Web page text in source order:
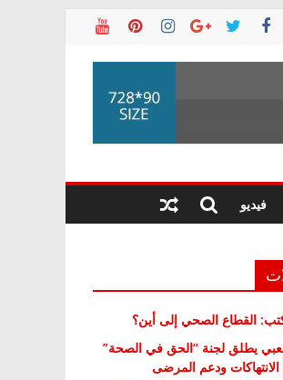
فيديو
القطاع الصحي إلى أين؟
يطلق لجنة “الحق في الصحة”
ودعم المرضى